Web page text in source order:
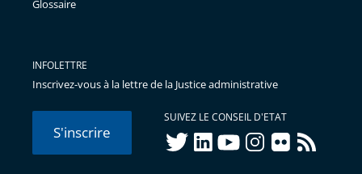
Glossaire
INFOLETTRE
Inscrivez-vous à la lettre de la Justice administrative
S'inscrire
SUIVEZ LE CONSEIL D'ETAT
twitterlinkedInyoutubeinstagram
flickr rss